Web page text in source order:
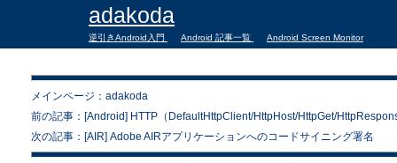
adakoda
逆引きAndroid入門 Android 記事一覧 Android Screen Monitor
メインページ：adakoda
前の記事：[Android] HTTP（DefaultHttpClient/HttpHost/HttpGet/
次の記事：[AIR] Adobe AIRアプリケーションへのコードサイニング署名